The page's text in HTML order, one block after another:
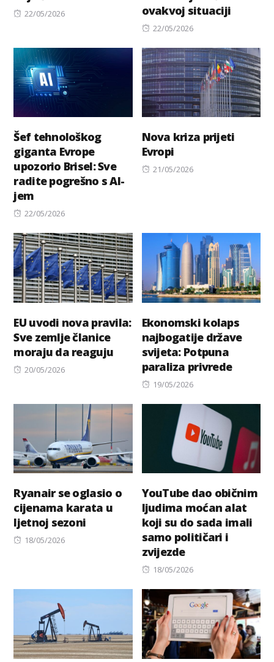
Posted
22/05/2026
ovakvoj situaciji
Posted
22/05/2026
Šef tehnološkog
giganta Evrope
upozorio Brisel: Sve
radite pogrešno s AI-
jem
Posted
22/05/2026
Nova kriza prijeti
Evropi
Posted
21/05/2026
EU uvodi nova pravila:
Sve zemlje članice
moraju da reaguju
Posted
20/05/2026
Ekonomski kolaps
najbogatije države
svijeta: Potpuna
paraliza privrede
Posted
19/05/2026
Ryanair se oglasio o
cijenama karata u
ljetnoj sezoni
Posted
18/05/2026
YouTube dao običnim
ljudima moćan alat
koji su do sada imali
samo političari i
zvijezde
Posted
18/05/2026